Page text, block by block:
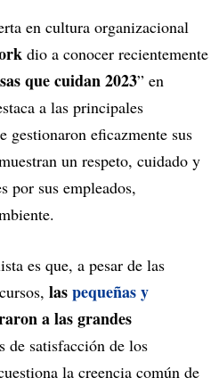
en cultura organizacional
dio a conocer recientemente
que cuidan 2023” en
a las principales
gestionaron eficazmente sus
un respeto, cuidado y
por sus empleados,
es que, a pesar de las
laspequeñas y
a las grandes
de satisfacción de los
la creencia común de